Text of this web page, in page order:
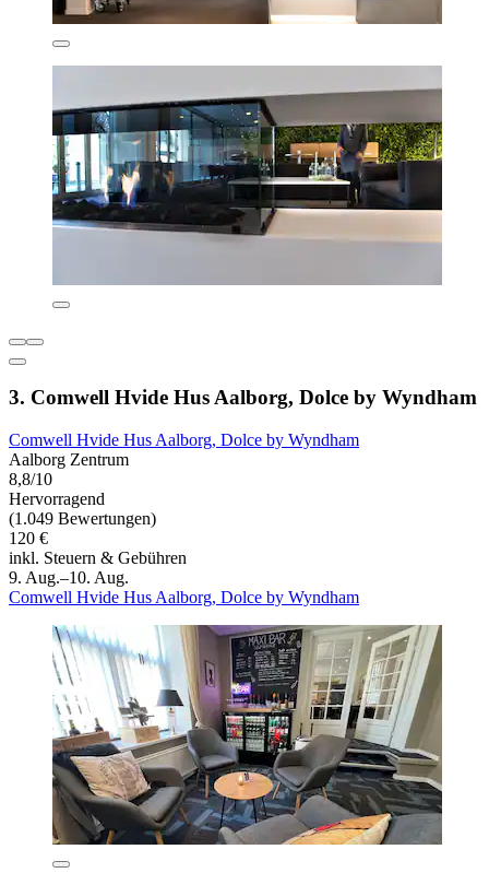
3. Comwell Hvide Hus Aalborg, Dolce by Wyndham
Comwell Hvide Hus Aalborg, Dolce by Wyndham
Aalborg Zentrum
8,8/10
Hervorragend
(1.049 Bewertungen)
120 €
inkl. Steuern & Gebühren
9. Aug.–10. Aug.
Comwell Hvide Hus Aalborg, Dolce by Wyndham